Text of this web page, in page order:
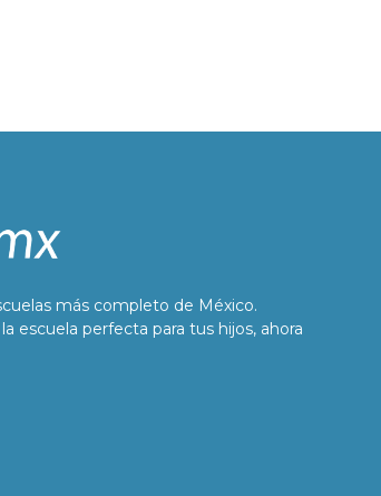
más completo de México.
escuela perfecta para tus hijos, ahora